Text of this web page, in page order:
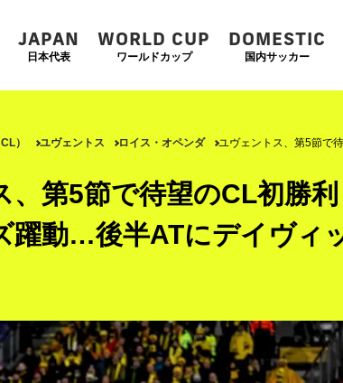
JAPAN
日本代表
WORLD CUP
ワールドカップ
DOMESTIC
国内サッカー
） ユヴェントス ロイス・オペンダ ユヴェントス、第5節で
、第5節で待望のCL初勝
躍動…後半ATにデイヴィ